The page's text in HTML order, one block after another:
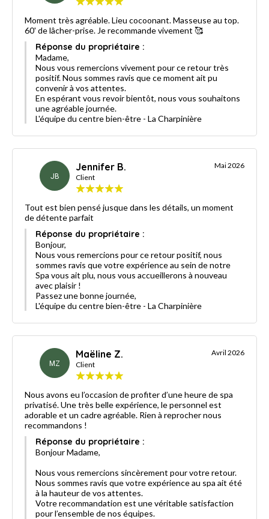
Moment très agréable. Lieu cocoonant. Masseuse au top.
60' de lâcher-prise. Je recommande vivement 🥰
Réponse du propriétaire :
Madame,
Nous vous remercions vivement pour ce retour très
positif. Nous sommes ravis que ce moment ait pu
convenir à vos attentes.
En espérant vous revoir bientôt, nous vous souhaitons
une agréable journée.
L'équipe du centre bien-être - La Charpinière
JB
Jennifer B.
Client
Mai 2026
Tout est bien pensé jusque dans les détails, un moment
de détente parfait
Réponse du propriétaire :
Bonjour,
Nous vous remercions pour ce retour positif, nous
sommes ravis que votre expérience au sein de notre
Spa vous ait plu, nous vous accueillerons à nouveau
avec plaisir !
Passez une bonne journée,
L'équipe du centre bien-être - La Charpinière
MZ
Maëline Z.
Client
Avril 2026
Nous avons eu l’occasion de profiter d’une heure de spa
privatisé. Une très belle expérience, le personnel est
adorable et un cadre agréable. Rien à reprocher nous
recommandons !
Réponse du propriétaire :
Bonjour Madame,
Nous vous remercions sincèrement pour votre retour.
Nous sommes ravis que votre expérience au spa ait été
à la hauteur de vos attentes.
Votre recommandation est une véritable satisfaction
pour l’ensemble de nos équipes.